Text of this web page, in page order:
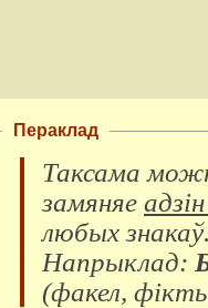
Пераклад
Таксама
замяняе
любых знакаў
Напрыклад:
(факел,